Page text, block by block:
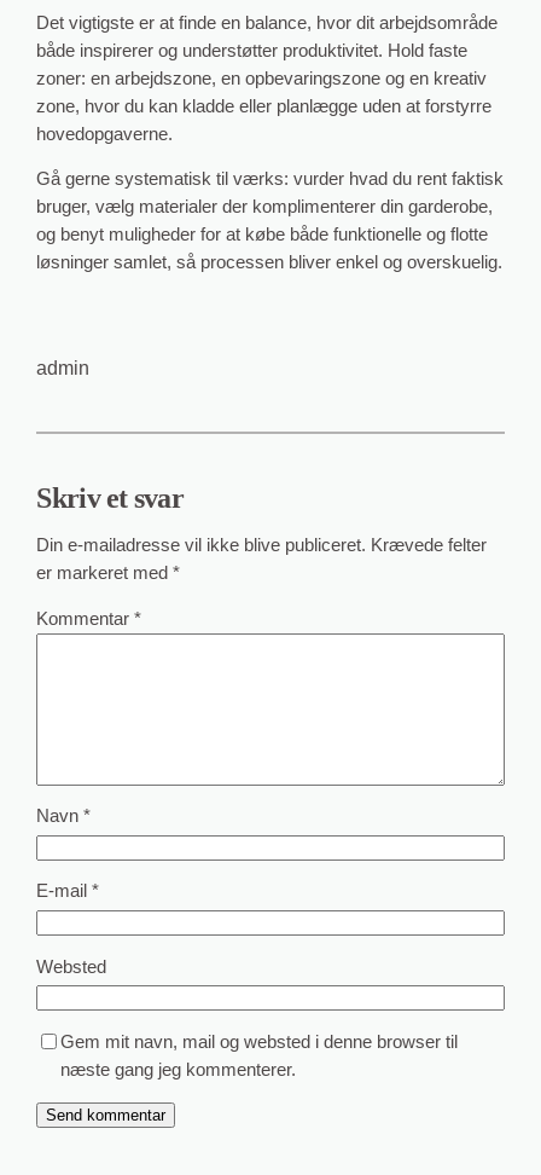
Det vigtigste er at finde en balance, hvor dit arbejdsområde
både inspirerer og understøtter produktivitet. Hold faste
zoner: en arbejdszone, en opbevaringszone og en kreativ
zone, hvor du kan kladde eller planlægge uden at forstyrre
hovedopgaverne.
Gå gerne systematisk til værks: vurder hvad du rent faktisk
bruger, vælg materialer der komplimenterer din garderobe,
og benyt muligheder for at købe både funktionelle og flotte
løsninger samlet, så processen bliver enkel og overskuelig.
admin
Skriv et svar
Din e-mailadresse vil ikke blive publiceret. Krævede felter
er markeret med*
Kommentar*
Navn*
E-mail*
Websted
Gem mit navn, mail og websted i denne browser til
næste gang jeg kommenterer.